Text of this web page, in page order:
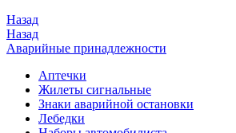
Назад
Назад
Аварийные принадлежности
Аптечки
Жилеты сигнальные
Знаки аварийной остановки
Лебедки